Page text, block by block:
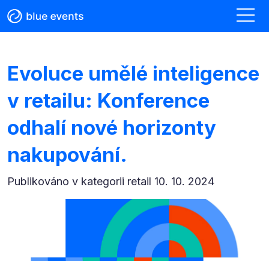
Evoluce umělé inteligence
v retailu: Konference
odhalí nové horizonty
nakupování.
Publikováno v kategorii retail 10. 10. 2024